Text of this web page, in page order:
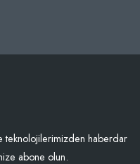
teknolojilerimizden haberdar
abone olun.